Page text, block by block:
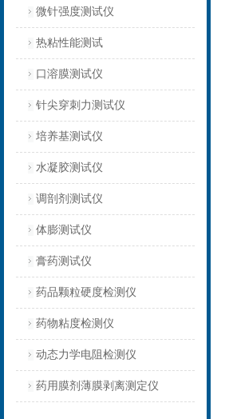
微针强度测试仪
热粘性能测试
口溶膜测试仪
针尖穿刺力测试仪
培养基测试仪
水凝胶测试仪
调剖剂测试仪
体膨测试仪
膏药测试仪
药品颗粒硬度检测仪
药物粘度检测仪
动态力学电阻检测仪
药用膜剂薄膜剥离测定仪